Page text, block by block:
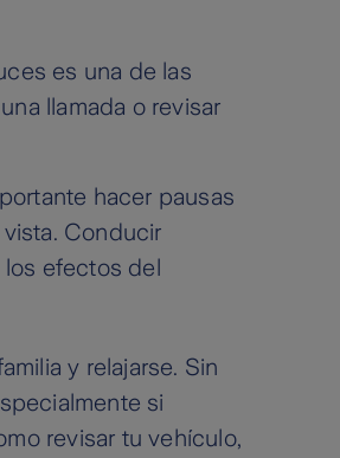
es una de las
llamada o revisar
hacer pausas
Conducir
efectos del
y relajarse. Sin
si
revisar tu vehículo,